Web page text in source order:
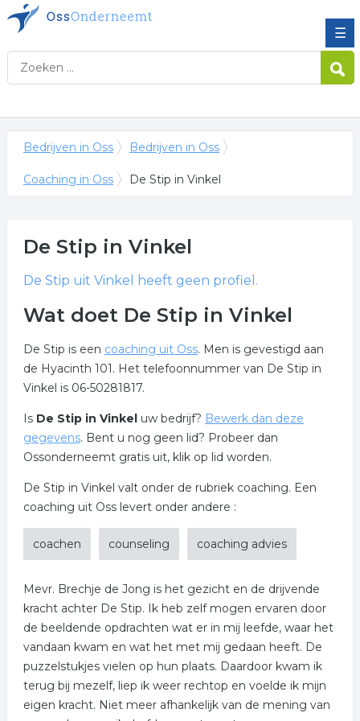
☰
Bedrijven in Oss Bedrijven in Oss
Coaching in Oss De Stip in Vinkel
De Stip in Vinkel
De Stip uit Vinkel heeft geen profiel.
Wat doet De Stip in Vinkel
De Stip is een coaching uit Oss. Men is gevestigd aan
de Hyacinth 101. Het telefoonnummer van De Stip in
Vinkel is 06-50281817.
Is De Stip in Vinkeluw bedrijf? Bewerk dan deze
gegevens. Bent u nog geen lid? Probeer dan
Ossonderneemt gratis uit, klik op lid worden.
De Stip in Vinkel valt onder de rubriek coaching. Een
coaching uit Oss levert onder andere :
coachen counseling coaching advies
Mevr. Brechje de Jong is het gezicht en de drijvende
kracht achter De Stip. Ik heb zelf mogen ervaren door
de beeldende opdrachten wat er in mij leefde, waar het
vandaan kwam en wat het met mij gedaan heeft. De
puzzelstukjes vielen op hun plaats. Daardoor kwam ik
terug bij mezelf, liep ik weer rechtop en voelde ik mijn
eigen kracht. Niet meer afhankelijk van de mening van